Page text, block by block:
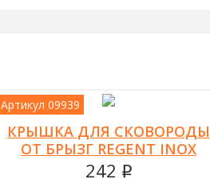
Артикул 09939
КРЫШКА ДЛЯ СКОВОРОДЫ
ОТ БРЫЗГ REGENT INOX
242 q